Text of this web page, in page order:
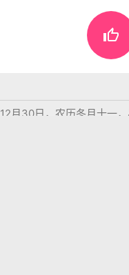

12月30日，农历冬月十一